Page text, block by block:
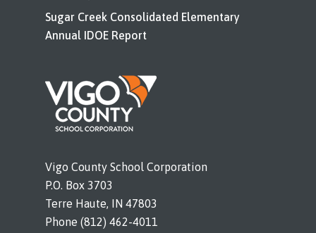
Sugar Creek Consolidated Elementary
Annual IDOE Report
Vigo County School Corporation
P.O. Box 3703
Terre Haute, IN 47803
Phone (812) 462-4011